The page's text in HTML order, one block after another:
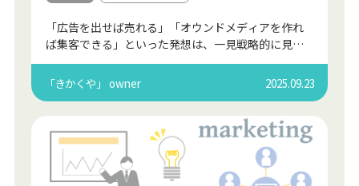
「広告を出せば売れる」「オウンドメディアを作れ
ば集客できる」といった発想は、一見戦略的に見え
ても、本質的な企画が欠けていると成果につながり
ません。 この記事では、施策の前に考える本質のポ
「きかくや」 owner 2025.09.23